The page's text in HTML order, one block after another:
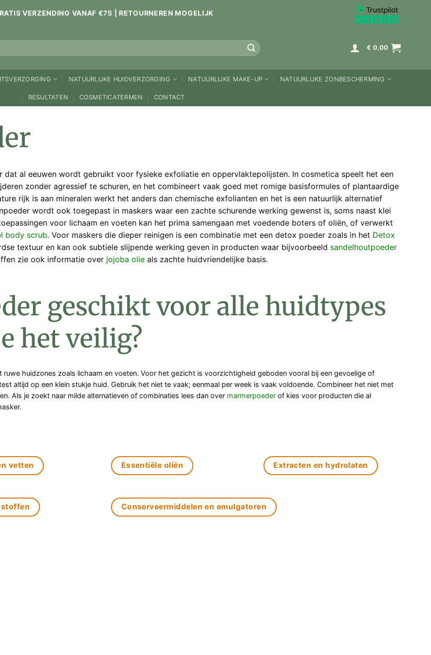
VERZENDING VANAF €75 | RETOURNEREN MOGELIJK
€ 0,00
NATUURLIJKE HUIDVERZORGING NATUURLIJKE MAKE-UP NATUURLIJKE ZONBESCHERMING
RESULTATEN COSMETICATERMEN CONTACT
dat al eeuwen wordt gebruikt voor fysieke exfoliatie en oppervlaktepolijsten. In cosmetica speelt het een
zonder agressief te schuren, en het combineert vaak goed met romige basisformules of plantaardige
rijk is aan mineralen werkt het anders dan chemische exfolianten en het is een natuurlijk alternatief
wordt ook toegepast in maskers waar een zachte schurende werking gewenst is, soms naast klei
voor lichaam en voeten kan het prima samengaan met voedende boters of oliën, of verwerkt
body scrub. Voor maskers die dieper reinigen is een combinatie met een detox poeder zoals in het Detox
textuur en kan ook subtiele slijpende werking geven in producten waar bijvoorbeeld sandelhoutpoeder
zie ook informatie over jojoba olie als zachte huidvriendelijke basis.
geschikt voor alle huidtypes
het veilig?
huidzones zoals lichaam en voeten. Voor het gezicht is voorzichtigheid geboden vooral bij een gevoelige of
altijd op een klein stukje huid. Gebruik het niet te vaak; eenmaal per week is vaak voldoende. Combineer het niet met
Als je zoekt naar milde alternatieven of combinaties lees dan over marmerpoeder of kies voor producten die al
vetten Essentiële oliën Extracten en hydrolaten
Conserveermiddelen en emulgatoren